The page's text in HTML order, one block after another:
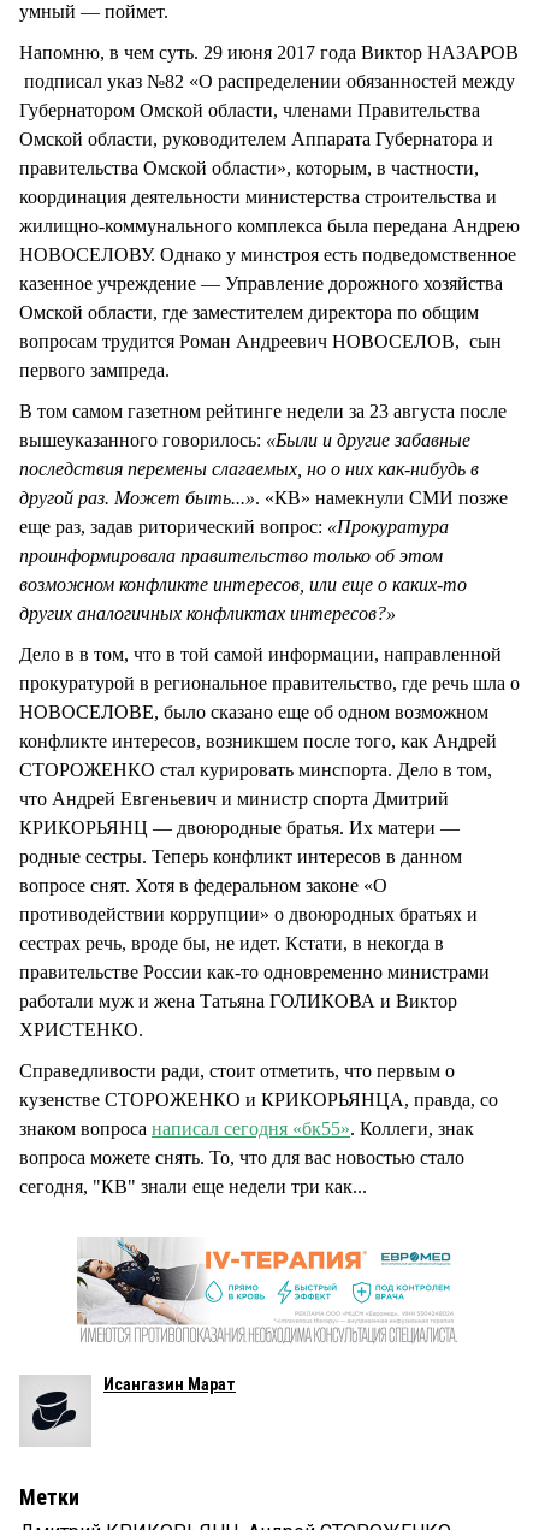
умный — поймет.
Напомню, в чем суть. 29 июня 2017 года Виктор НАЗАРОВ
подписал указ №82 «О распределении обязанностей между
Губернатором Омской области, членами Правительства
Омской области, руководителем Аппарата Губернатора и
правительства Омской области», которым, в частности,
координация деятельности министерства строительства и
жилищно-коммунального комплекса была передана Андрею
НОВОСЕЛОВУ. Однако у минстроя есть подведомственное
казенное учреждение — Управление дорожного хозяйства
Омской области, где заместителем директора по общим
вопросам трудится Роман Андреевич НОВОСЕЛОВ, сын
первого зампреда.
В том самом газетном рейтинге недели за 23 августа после
вышеуказанного говорилось: «Были и другие забавные
последствия перемены слагаемых, но о них как-нибудь в
другой раз. Может быть...». «КВ» намекнули СМИ позже
еще раз, задав риторический вопрос: «Прокуратура
проинформировала правительство только об этом
возможном конфликте интересов, или еще о каких-то
других аналогичных конфликтах интересов?»
Дело в в том, что в той самой информации, направленной
прокуратурой в региональное правительство, где речь шла о
НОВОСЕЛОВЕ, было сказано еще об одном возможном
конфликте интересов, возникшем после того, как Андрей
СТОРОЖЕНКО стал курировать минспорта. Дело в том,
что Андрей Евгеньевич и министр спорта Дмитрий
КРИКОРЬЯНЦ — двоюродные братья. Их матери —
родные сестры. Теперь конфликт интересов в данном
вопросе снят. Хотя в федеральном законе «О
противодействии коррупции» о двоюродных братьях и
сестрах речь, вроде бы, не идет. Кстати, в некогда в
правительстве России как-то одновременно министрами
работали муж и жена Татьяна ГОЛИКОВА и Виктор
ХРИСТЕНКО.
Справедливости ради, стоит отметить, что первым о
кузенстве СТОРОЖЕНКО и КРИКОРЬЯНЦА, правда, со
знаком вопроса написал сегодня «бк55». Коллеги, знак
вопроса можете снять. То, что для вас новостью стало
сегодня, "КВ" знали еще недели три как...
Исангазин Марат
Метки